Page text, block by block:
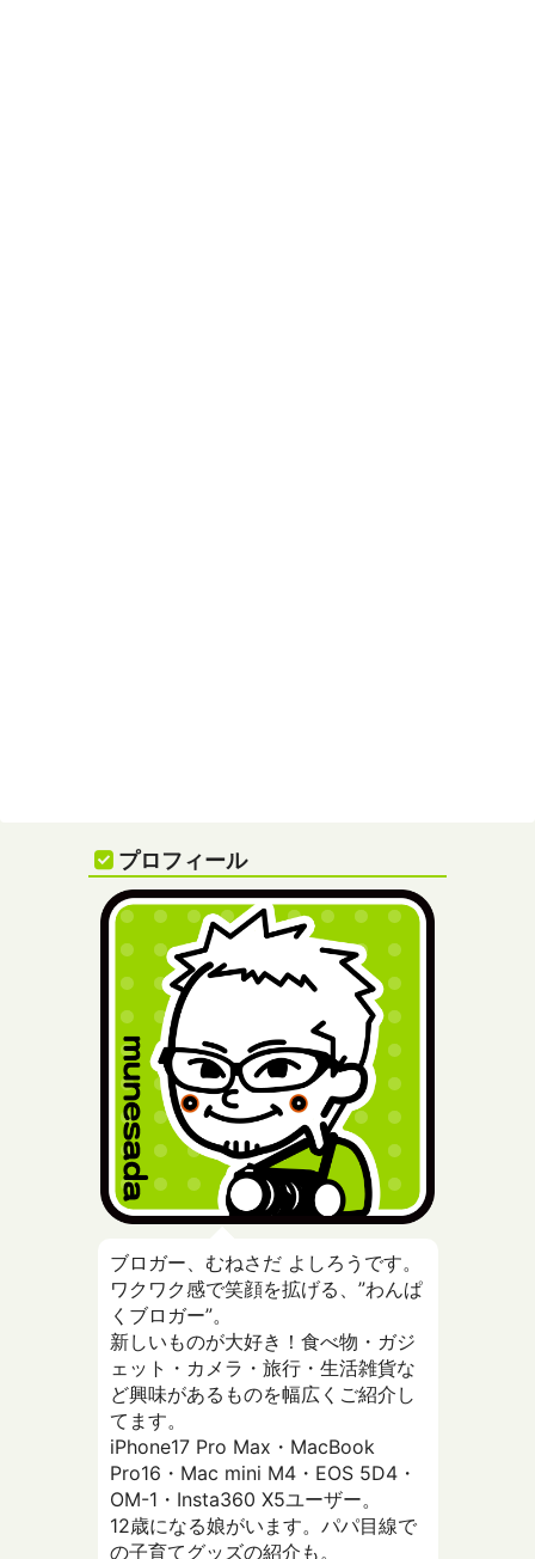
プロフィール
ブロガー、むねさだ よしろうです。
ワクワク感で笑顔を拡げる、”わんぱ
くブロガー”。
新しいものが大好き！食べ物・ガジ
ェット・カメラ・旅行・生活雑貨な
ど興味があるものを幅広くご紹介し
てます。
iPhone17 Pro Max・MacBook
Pro16・Mac mini M4・EOS 5D4・
OM-1・Insta360 X5ユーザー。
12歳になる娘がいます。パパ目線で
の子育てグッズの紹介も。